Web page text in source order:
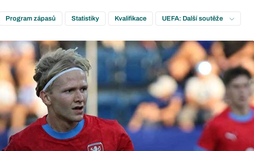
Program zápasů Statistiky Kvalifikace UEFA: Další soutěže